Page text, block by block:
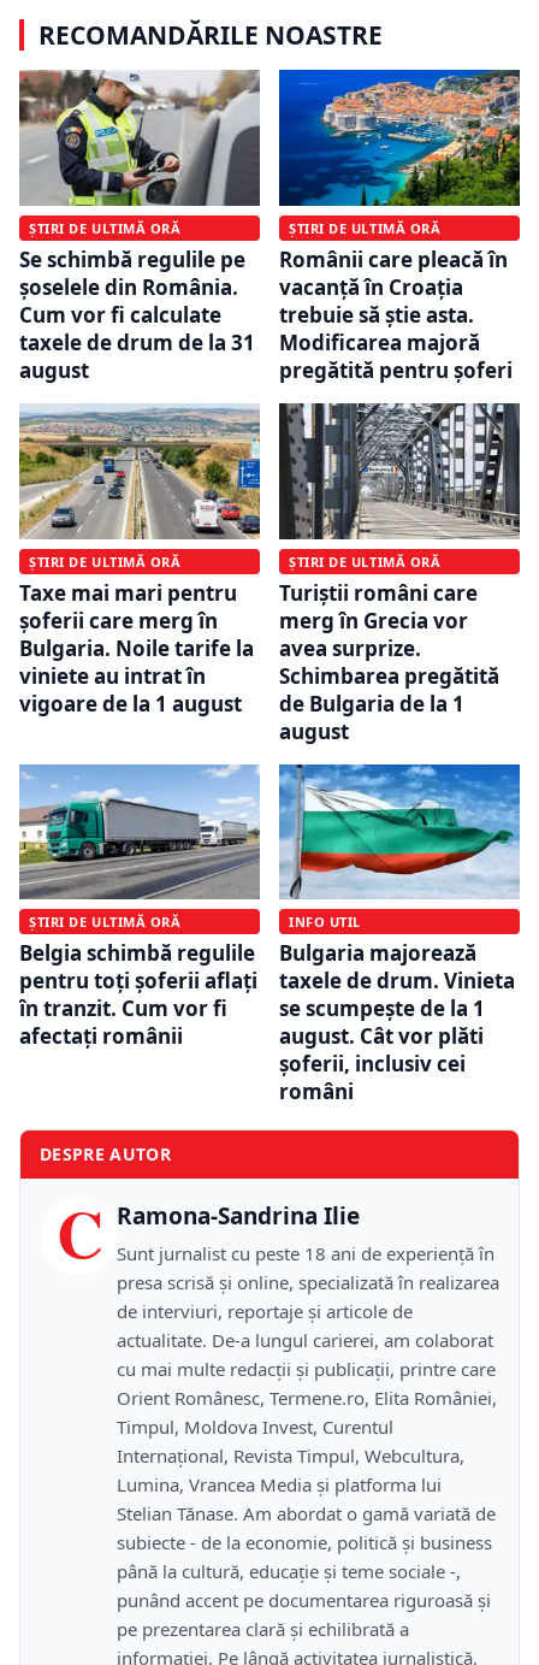
RECOMANDĂRILE NOASTRE
ȘTIRI DE ULTIMĂ ORĂ
Se schimbă regulile pe
șoselele din România.
Cum vor fi calculate
taxele de drum de la 31
august
ȘTIRI DE ULTIMĂ ORĂ
Românii care pleacă în
vacanță în Croația
trebuie să știe asta.
Modificarea majoră
pregătită pentru șoferi
ȘTIRI DE ULTIMĂ ORĂ
Taxe mai mari pentru
șoferii care merg în
Bulgaria. Noile tarife la
viniete au intrat în
vigoare de la 1 august
ȘTIRI DE ULTIMĂ ORĂ
Turiștii români care
merg în Grecia vor
avea surprize.
Schimbarea pregătită
de Bulgaria de la 1
august
ȘTIRI DE ULTIMĂ ORĂ
Belgia schimbă regulile
pentru toți șoferii aflați
în tranzit. Cum vor fi
afectați românii
INFO UTIL
Bulgaria majorează
taxele de drum. Vinieta
se scumpește de la 1
august. Cât vor plăti
șoferii, inclusiv cei
români
DESPRE AUTOR
C Ramona-Sandrina Ilie
Sunt jurnalist cu peste 18 ani de experiență în
presa scrisă și online, specializată în realizarea
de interviuri, reportaje și articole de
actualitate. De-a lungul carierei, am colaborat
cu mai multe redacții și publicații, printre care
Orient Românesc, Termene.ro, Elita României,
Timpul, Moldova Invest, Curentul
Internațional, Revista Timpul, Webcultura,
Lumina, Vrancea Media și platforma lui
Stelian Tănase. Am abordat o gamă variată de
subiecte - de la economie, politică și business
până la cultură, educație și teme sociale -,
punând accent pe documentarea riguroasă și
pe prezentarea clară și echilibrată a
informației. Pe lângă activitatea jurnalistică,